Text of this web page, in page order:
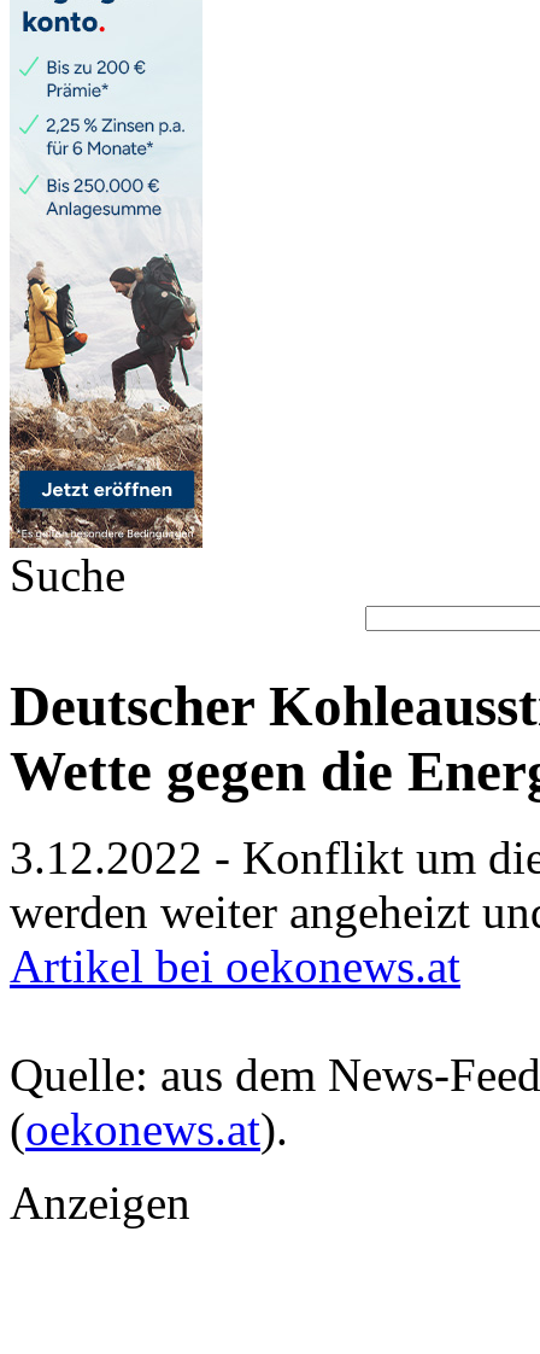
Suche
Deutscher
Wette gegen die
3.12.2022 - Konflikt um
werden weiter angeheizt
Artikel bei oekonews.at
Quelle: aus dem News-
(oekonews.at).
Anzeigen